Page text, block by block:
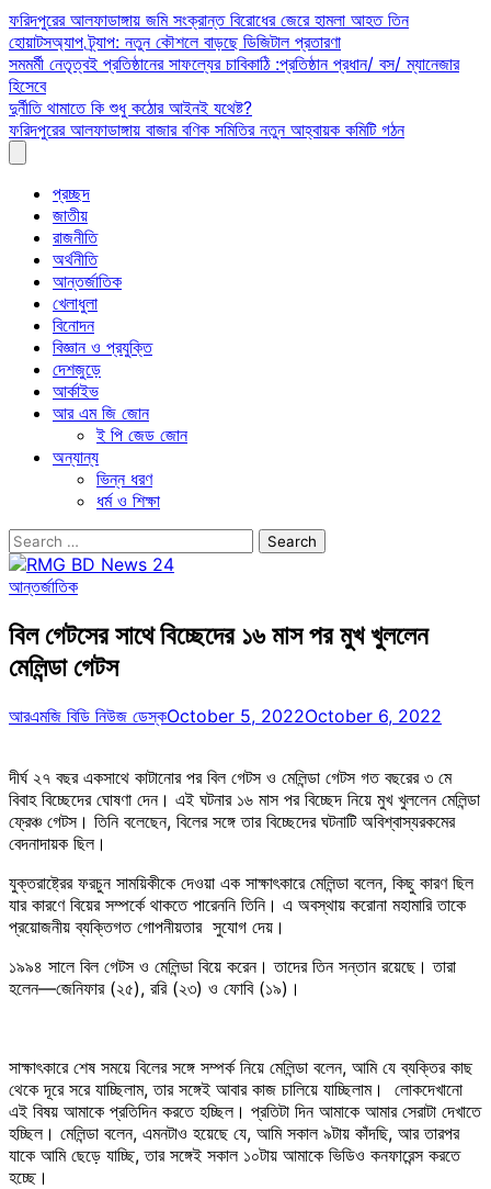
Skip
to
content
ফরিদপুরের আলফাডাঙ্গায় জমি সংক্রান্ত বিরোধের জেরে হামলা আহত তিন
হোয়াটসঅ্যাপ ট্র্যাপ: নতুন কৌশলে বাড়ছে ডিজিটাল প্রতারণা
সমমর্মী নেতৃত্বই প্রতিষ্ঠানের সাফল্যের চাবিকাঠি :প্রতিষ্ঠান প্রধান/ বস/ ম্যানেজার
হিসেবে
দুর্নীতি থামাতে কি শুধু কঠোর আইনই যথেষ্ট?
ফরিদপুরের আলফাডাঙ্গায় বাজার বণিক সমিতির নতুন আহ্বায়ক কমিটি গঠন
প্রচ্ছদ
জাতীয়
রাজনীতি
অর্থনীতি
আন্তর্জাতিক
খেলাধুলা
বিনোদন
বিজ্ঞান ও প্রযুক্তি
দেশজুড়ে
আর্কাইভ
আর এম জি জোন
ই পি জেড জোন
অন্যান্য
ভিন্ন ধরণ
ধর্ম ও শিক্ষা
Search
for:
আন্তর্জাতিক
বিল গেটসের সাথে বিচ্ছেদের ১৬ মাস পর মুখ খুললেন
মেলিন্ডা গেটস
আরএমজি বিডি নিউজ ডেস্কOctober 5, 2022October 6, 2022
দীর্ঘ ২৭ বছর একসাথে কাটানোর পর বিল গেটস ও মেলিন্ডা গেটস গত বছরের ৩ মে
বিবাহ বিচ্ছেদের ঘোষণা দেন। এই ঘটনার ১৬ মাস পর বিচ্ছেদ নিয়ে মুখ খুললেন মেলিন্ডা
ফ্রেঞ্চ গেটস। তিনি বলেছেন, বিলের সঙ্গে তার বিচ্ছেদের ঘটনাটি অবিশ্বাস্যরকমের
বেদনাদায়ক ছিল।
যুক্তরাষ্ট্রের ফরচুন সাময়িকীকে দেওয়া এক সাক্ষাৎকারে মেলিন্ডা বলেন, কিছু কারণ ছিল
যার কারণে বিয়ের সম্পর্কে থাকতে পারেননি তিনি। এ অবস্থায় করোনা মহামারি তাকে
প্রয়োজনীয় ব্যক্তিগত গোপনীয়তার সুযোগ দেয়।
১৯৯৪ সালে বিল গেটস ও মেলিন্ডা বিয়ে করেন। তাদের তিন সন্তান রয়েছে। তারা
হলেন—জেনিফার (২৫), ররি (২৩) ও ফোবি (১৯)।
সাক্ষাৎকারে শেষ সময়ে বিলের সঙ্গে সম্পর্ক নিয়ে মেলিন্ডা বলেন, আমি যে ব্যক্তির কাছ
থেকে দূরে সরে যাচ্ছিলাম, তার সঙ্গেই আবার কাজ চালিয়ে যাচ্ছিলাম। লোকদেখানো
এই বিষয় আমাকে প্রতিদিন করতে হচ্ছিল। প্রতিটা দিন আমাকে আমার সেরাটা দেখাতে
হচ্ছিল। মেলিন্ডা বলেন, এমনটাও হয়েছে যে, আমি সকাল ৯টায় কাঁদছি, আর তারপর
যাকে আমি ছেড়ে যাচ্ছি, তার সঙ্গেই সকাল ১০টায় আমাকে ভিডিও কনফারেন্স করতে
হচ্ছে।